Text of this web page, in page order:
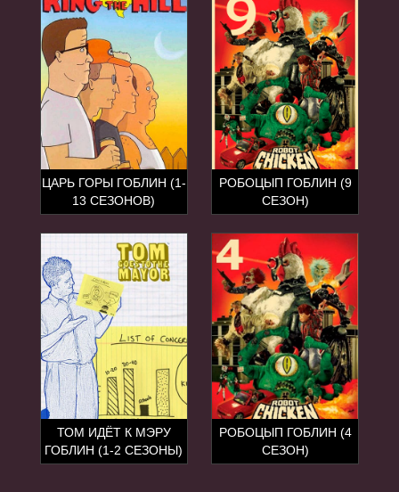
ЦАРЬ ГОРЫ ГОБЛИН (1-
13 СЕЗОНОВ)
РОБОЦЫП ГОБЛИН (9
СЕЗОН)
ТОМ ИДЁТ К МЭРУ
ГОБЛИН (1-2 СЕЗОНЫ)
РОБОЦЫП ГОБЛИН (4
СЕЗОН)